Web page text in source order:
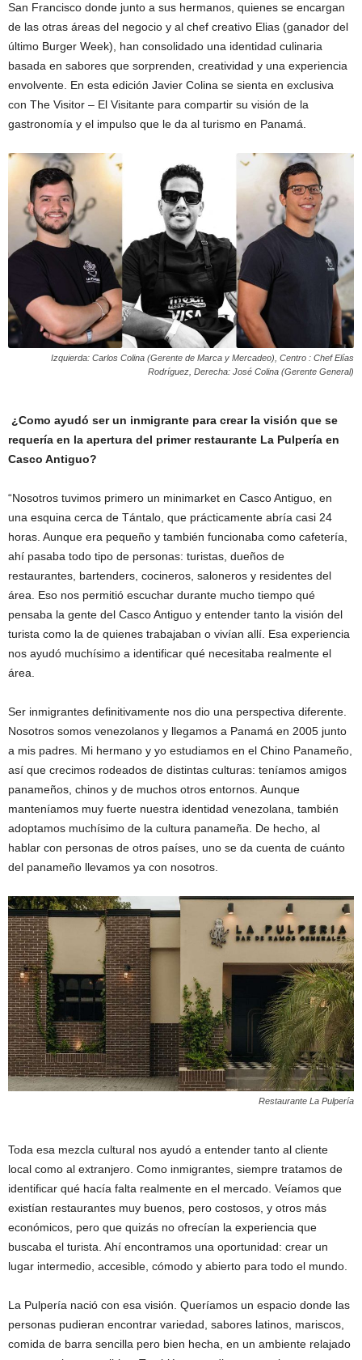
San Francisco donde junto a sus hermanos, quienes se encargan
de las otras áreas del negocio y al chef creativo Elias (ganador del
último Burger Week), han consolidado una identidad culinaria
basada en sabores que sorprenden, creatividad y una experiencia
envolvente. En esta edición Javier Colina se sienta en exclusiva
con The Visitor – El Visitante para compartir su visión de la
gastronomía y el impulso que le da al turismo en Panamá.
Izquierda: Carlos Colina (Gerente de Marca y Mercadeo), Centro : Chef Elías
Rodríguez, Derecha: José Colina (Gerente General)
¿Como ayudó ser un inmigrante para crear la visión que se
requería en la apertura del primer restaurante La Pulpería en
Casco Antiguo?
“Nosotros tuvimos primero un minimarket en Casco Antiguo, en
una esquina cerca de Tántalo, que prácticamente abría casi 24
horas. Aunque era pequeño y también funcionaba como cafetería,
ahí pasaba todo tipo de personas: turistas, dueños de
restaurantes, bartenders, cocineros, saloneros y residentes del
área. Eso nos permitió escuchar durante mucho tiempo qué
pensaba la gente del Casco Antiguo y entender tanto la visión del
turista como la de quienes trabajaban o vivían allí. Esa experiencia
nos ayudó muchísimo a identificar qué necesitaba realmente el
área.
Ser inmigrantes definitivamente nos dio una perspectiva diferente.
Nosotros somos venezolanos y llegamos a Panamá en 2005 junto
a mis padres. Mi hermano y yo estudiamos en el Chino Panameño,
así que crecimos rodeados de distintas culturas: teníamos amigos
panameños, chinos y de muchos otros entornos. Aunque
manteníamos muy fuerte nuestra identidad venezolana, también
adoptamos muchísimo de la cultura panameña. De hecho, al
hablar con personas de otros países, uno se da cuenta de cuánto
del panameño llevamos ya con nosotros.
Restaurante La Pulpería
Toda esa mezcla cultural nos ayudó a entender tanto al cliente
local como al extranjero. Como inmigrantes, siempre tratamos de
identificar qué hacía falta realmente en el mercado. Veíamos que
existían restaurantes muy buenos, pero costosos, y otros más
económicos, pero que quizás no ofrecían la experiencia que
buscaba el turista. Ahí encontramos una oportunidad: crear un
lugar intermedio, accesible, cómodo y abierto para todo el mundo.
La Pulpería nació con esa visión. Queríamos un espacio donde las
personas pudieran encontrar variedad, sabores latinos, mariscos,
comida de barra sencilla pero bien hecha, en un ambiente relajado